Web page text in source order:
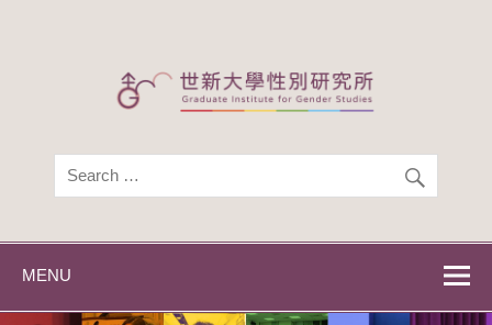
世新大學性別研
世新大學性別研究所
MENU